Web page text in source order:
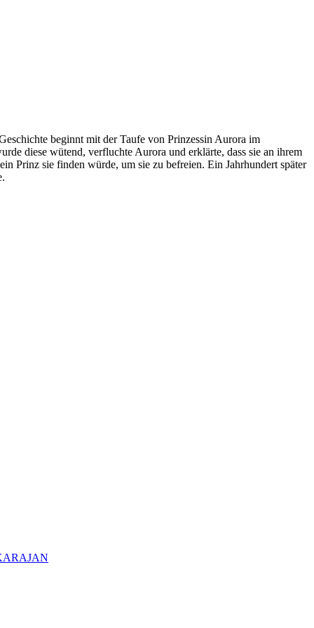
beginnt mit der Taufe von Prinzessin Aurora im
diese wütend, verfluchte Aurora und erklärte, dass sie an ihrem
Prinz sie finden würde, um sie zu befreien. Ein Jahrhundert später